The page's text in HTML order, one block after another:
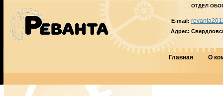
ОТДЕЛ
E-mail:
Адрес:
Главная О